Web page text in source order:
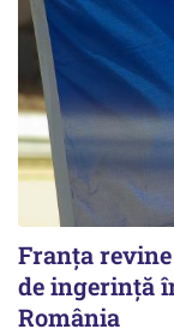
Franța
de ingerință
România